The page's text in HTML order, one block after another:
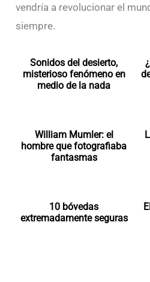
vendría a revolucionar el
siempre.
Sonidos del desierto,
misterioso fenómeno en
medio de la nada
William Mumler: el
hombre que fotografiaba
fantasmas
10 bóvedas
extremadamente seguras